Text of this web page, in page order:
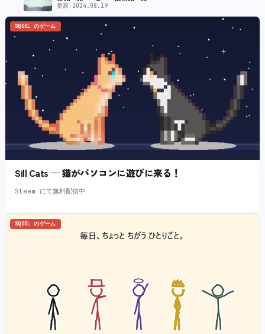
更新 2024.08.19
SQOOL のゲーム
Sill Cats — 猫がパソコンに遊びに来る！
Steam にて無料配信中
SQOOL のゲーム